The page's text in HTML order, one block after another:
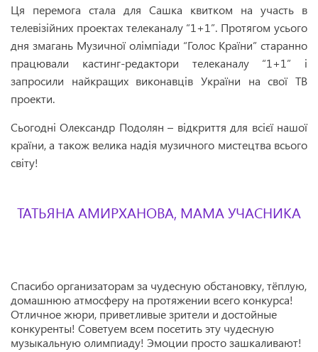
Ця перемога стала для Сашка квитком на участь в
телевізійних проектах телеканалу “1+1”. Протягом усього
дня змагань Музичної олімпіади “Голос Країни” старанно
працювали кастинг-редактори телеканалу “1+1” і
запросили найкращих виконавців України на свої ТВ
проекти.
Сьогодні Олександр Подолян – відкриття для всієї нашої
країни, а також велика надія музичного мистецтва всього
світу!
ТАТЬЯНА АМИРХАНОВА, МАМА УЧАСНИКА
Спасибо организаторам за чудесную обстановку, тёплую,
домашнюю атмосферу на протяжении всего конкурса!
Отличное жюри, приветливые зрители и достойные
конкуренты! Советуем всем посетить эту чудесную
музыкальную олимпиаду! Эмоции просто зашкаливают!